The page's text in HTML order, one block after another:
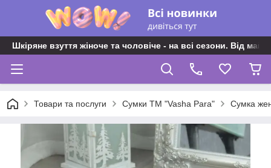
Шкіряне взуття жіноче та чоловіче - на всі сезони. Від
Товари та послуги Сумки ТМ "Vasha Para" Сумка